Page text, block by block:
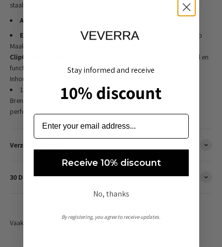
staal
Afmetingen:
Elegant ontwerp:
Een stijlvolle toevoeging aan elke koffie-setup
Maak van jouw koffiemoment een luxe ervaring met de veelzijdige
ClipCafé Koffielepel
. Een must-have voor koffieliefhebbers die stijl en
functionaliteit waarderen.
Inhoud van de verpakking:
1x ClipCafé Koffielepel
Breng verfijning naar jouw dagelijkse koffieritueel en geniet van de
perfecte combinatie van design en gemak.
Verzendinformatie
30 Dagen Gemakkelijk Retourneren
Stay informed and receive
10% discount
Receive 10% discount
No, thanks
By registering, you agree to receive updates.